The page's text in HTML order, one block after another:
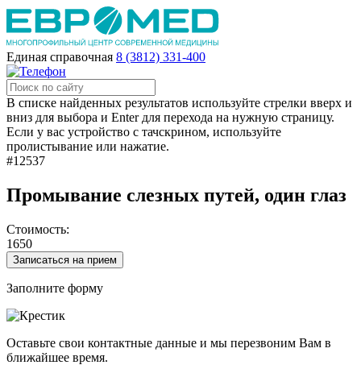
Единая справочная 8 (3812) 331-400
В списке найденных результатов используйте стрелки вверх и
вниз для выбора и Enter для перехода на нужную страницу.
Если у вас устройство с тачскрином, используйте
пролистывание или нажатие.
#12537
Промывание слезных путей, один глаз
Стоимость:
1650
Записаться на прием
Заполните форму
Оставьте свои контактные данные и мы перезвоним Вам в
ближайшее время.